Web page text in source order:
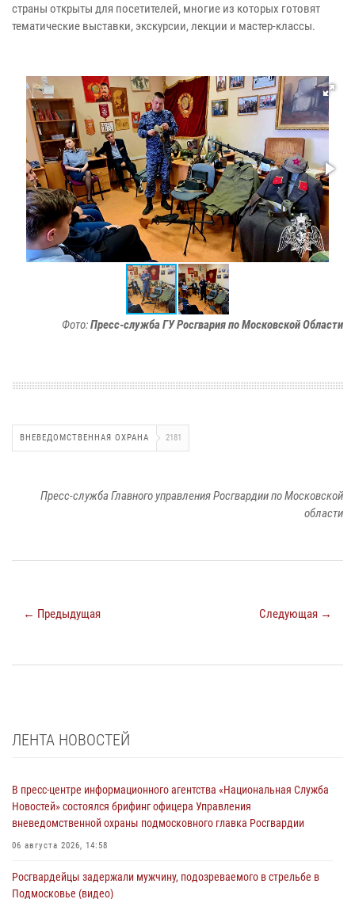
страны открыты для посетителей, многие из которых готовят
тематические выставки, экскурсии, лекции и мастер-классы.
Фото:Пресс-служба ГУ Росгвария по Московской Области
ВНЕВЕДОМСТВЕННАЯ ОХРАНА 2181
Пресс-служба Главного управления Росгвардии по Московской
области
← Предыдущая Следующая →
ЛЕНТА НОВОСТЕЙ
В пресс-центре информационного агентства «Национальная Служба
Новостей» состоялся брифинг офицера Управления
вневедомственной охраны подмосковного главка Росгвардии
06 августа 2026, 14:58
Росгвардейцы задержали мужчину, подозреваемого в стрельбе в
Подмосковье (видео)